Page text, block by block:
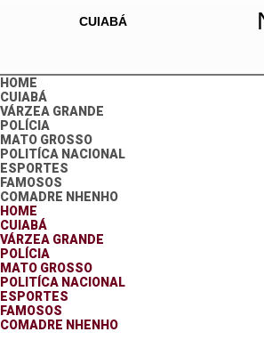
HOME
CUIABÁ
VÁRZEA GRANDE
POLÍCIA
MATO GROSSO
POLITÍCA NACIONAL
ESPORTES
FAMOSOS
COMADRE NHENHO
HOME
CUIABÁ
VÁRZEA GRANDE
POLÍCIA
MATO GROSSO
POLITÍCA NACIONAL
ESPORTES
FAMOSOS
COMADRE NHENHO